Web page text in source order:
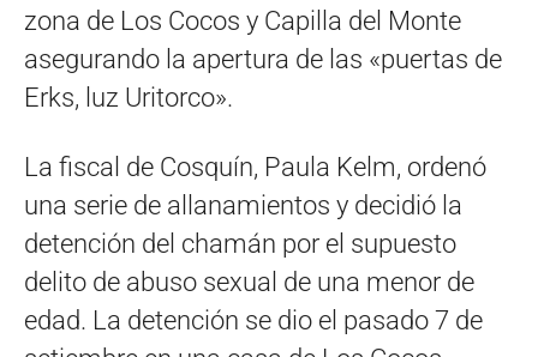
zona de Los Cocos y Capilla del Monte
asegurando la apertura de las «puertas de
Erks, luz Uritorco».
La fiscal de Cosquín, Paula Kelm, ordenó
una serie de allanamientos y decidió la
detención del chamán por el supuesto
delito de abuso sexual de una menor de
edad. La detención se dio el pasado 7 de